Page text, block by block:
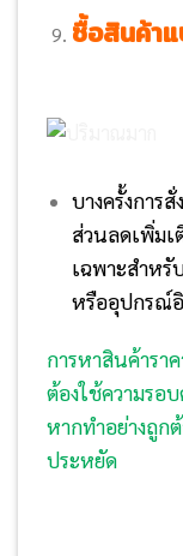
ซื้อสินค้า
บางครั้งการ
ส่วนลดเพิ่มเ
เฉพาะสำหรั
หรืออุปกรณ์
การหาสินค้ารา
ต้องใช้ความรอ
หากทำอย่างถูก
ประหยัด